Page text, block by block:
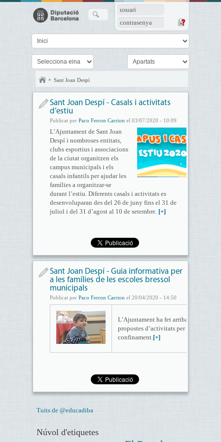
usuari
contrasenya
Sant Joan Despí
Sant Joan Despí - Casals i activitats
d’estiu
Publicat per Paco Ferron Carrion el 03/07/2020 - 10:09
L’Ajuntament de Sant Joan
Despí i nombroses entitats,
clubs esportius i associacions
de la ciutat organitzen els
campus municipals i els
casals infantils per ajudar les
famílies a organitzar-se
durant l’estiu. Diferents casals i activitats es
desenvoluparan des del 26 de juny fins el 31 de
juliol i del 31 d’agost al 10 de setembre. [+]
Sant Joan Despí - Guia informativa per
a les famílies de les escoles bressol
municipals
Publicat per Paco Ferron Carrion el 20/04/2020 - 14:50
L’Ajuntament ha fet arribar a totes les
propostes d’activitats per fer a casa
confinament.[+]
Tuits de @educadiba
Núvol d'etiquetes